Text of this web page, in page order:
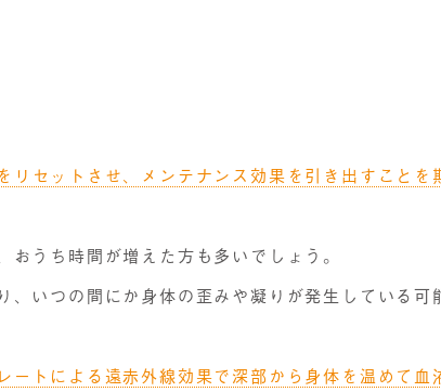
リセットさせ、メンテナンス効果を引き出すことを
うち時間が増えた方も多いでしょう。
、いつの間にか身体の歪みや凝りが発生している可
ートによる遠赤外線効果で深部から身体を温めて血